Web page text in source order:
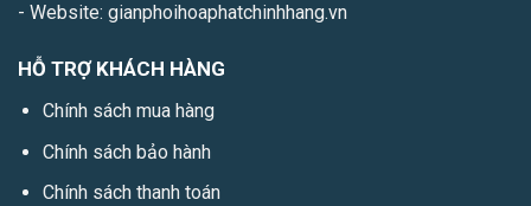
- Website: gianphoihoaphatchinhhang.vn
HỖ TRỢ KHÁCH HÀNG
Chính sách mua hàng
Chính sách bảo hành
Chính sách thanh toán